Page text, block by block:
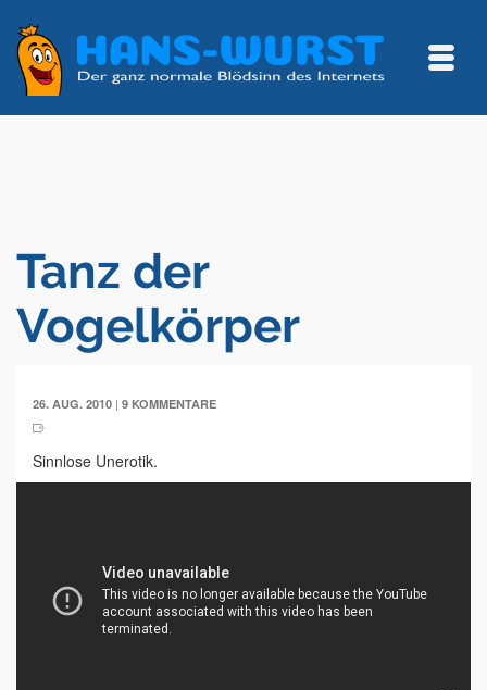
Tanz der
Vogelkörper
26. AUG. 2010 | 9 KOMMENTARE
Sinnlose Unerotik.